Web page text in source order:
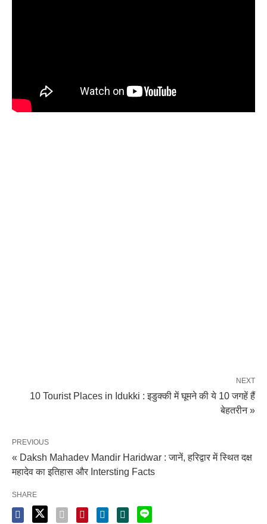
NEXT
10 Tourist Places in Idukki : इडुक्की में घूमने की ये 10 जगहें हैं
बेहतरीन »
PREVIOUS
« Daksh Mahadev Mandir Haridwar : जानें, हरिद्वार में स्थित दक्ष
महादेव का इतिहास और Intersting Facts
SHARE